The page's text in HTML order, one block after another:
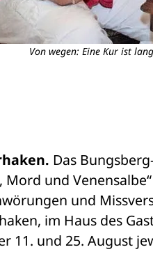
Von wegen: Eine Kur ist
Das
Mord und
und
im Haus des
11. und 25. August